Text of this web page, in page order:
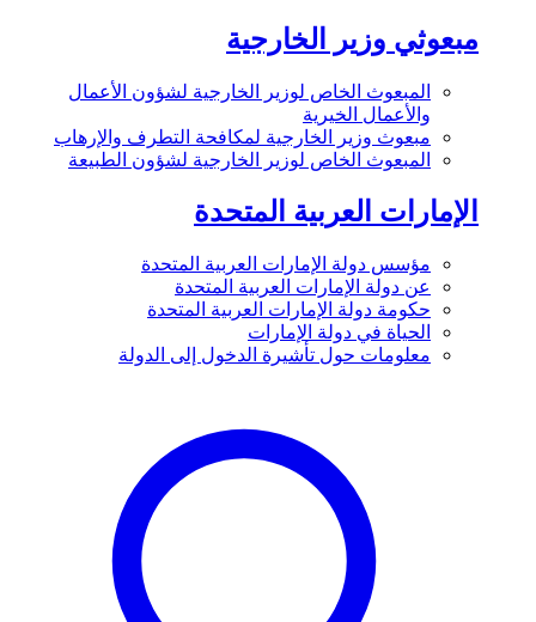
مبعوثي وزير الخارجية
المبعوث الخاص لوزير الخارجية لشؤون الأعمال
والأعمال الخيرية
مبعوث وزير الخارجية لمكافحة التطرف والإرهاب
المبعوث الخاص لوزير الخارجية لشؤون الطبيعة
الإمارات العربية المتحدة
مؤسس دولة الإمارات العربية المتحدة
عن دولة الإمارات العربية المتحدة
حكومة دولة الإمارات العربية المتحدة
الحياة في دولة الإمارات
معلومات حول تأشيرة الدخول إلى الدولة